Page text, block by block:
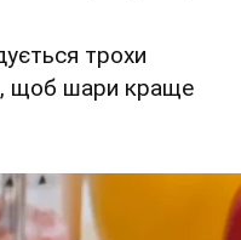
трохи
щоб шари краще